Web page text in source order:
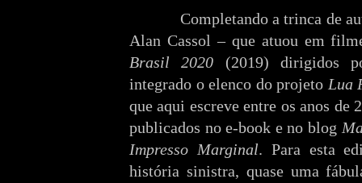
Completando a trinca de
Alan Cassol – que atuou em
Brasil 2020 (2019) dirigidos
integrado o elenco do projeto Lua
que aqui escreve entre os anos de
publicados no e-book e no blog
Impresso Marginal. Para esta
história sinistra, quase uma